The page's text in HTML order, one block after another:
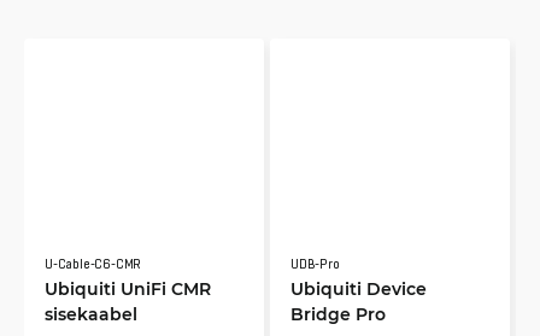
U-Cable-C6-CMR
Ubiquiti UniFi CMR
sisekaabel
UDB-Pro
Ubiquiti Device
Bridge Pro